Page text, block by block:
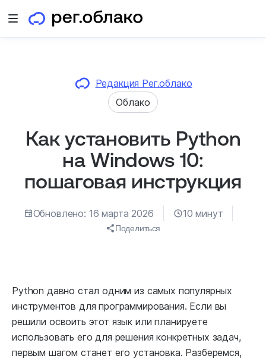
Открыть меню
Редакция Рег.облако
Облако
Как установить Python
на Windows 10:
пошаговая инструкция
Обновлено: 16 марта 2026 10 минут
Поделиться
Python давно стал одним из самых популярных
инструментов для программирования. Если вы
решили освоить этот язык или планируете
использовать его для решения конкретных задач,
первым шагом станет его установка. Разберемся,